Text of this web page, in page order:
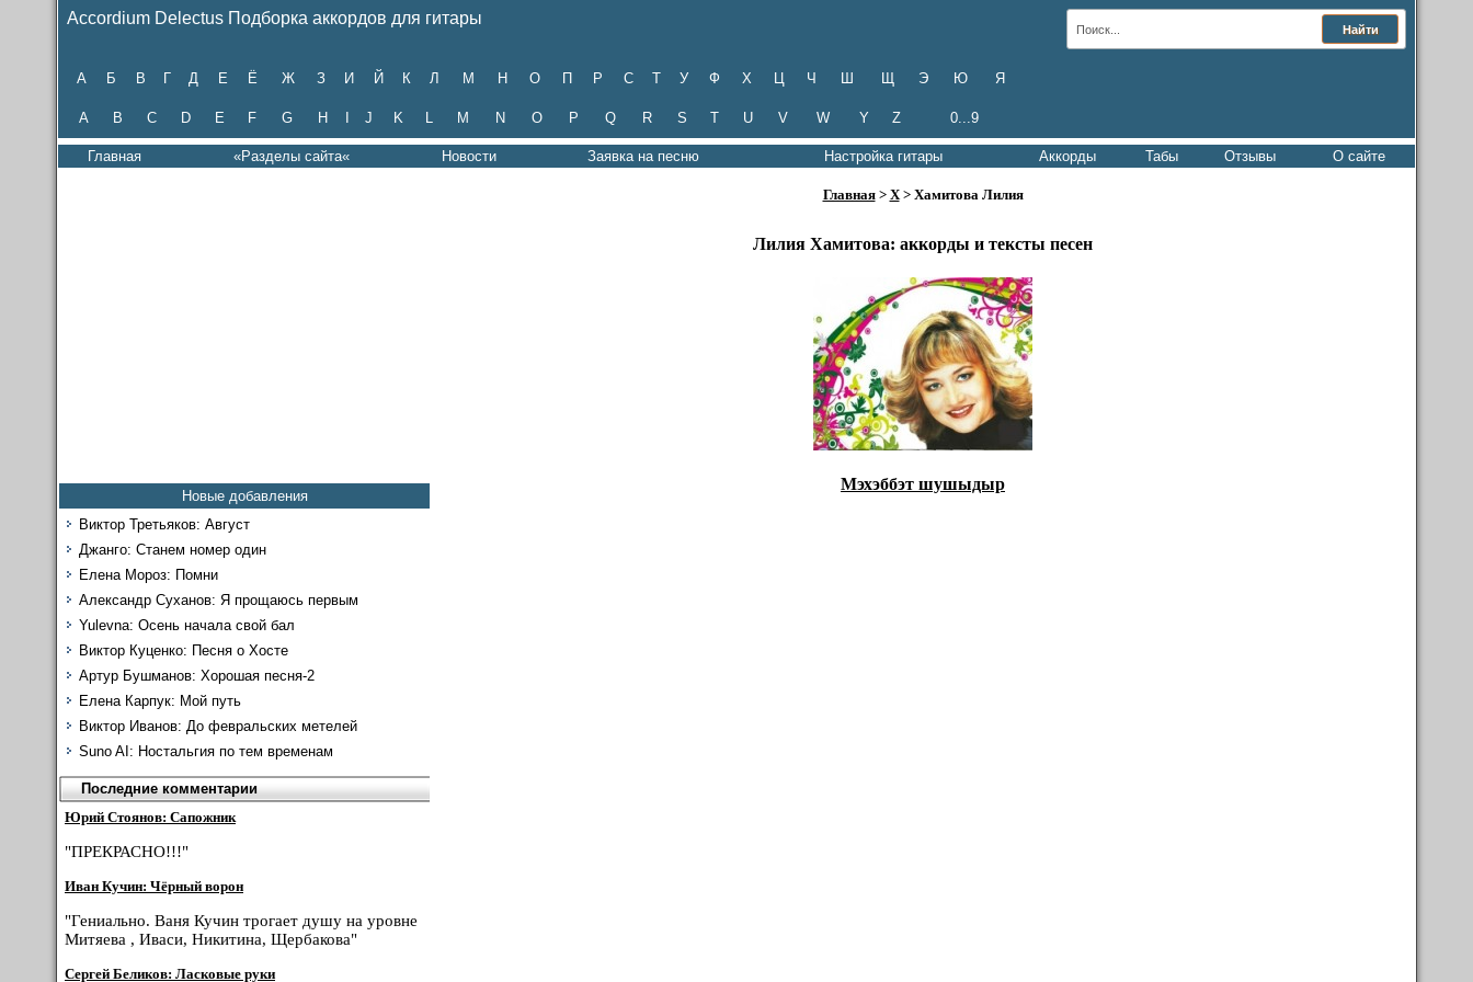
Accordium Delectus Подборка аккордов для гитары
А Б В Г Д Е Ё Ж З И Й К Л М Н О П Р С Т У Ф Х Ц Ч Ш Щ Э Ю Я
A B C D E F G H J K L M N O P Q R S T U V W Y Z 0...9
Главная «Разделы сайта« Новости Заявка на песню Настройка гитары Аккорды Табы Отзывы О сайте
Новые добавления
Виктор Третьяков: Август
Джанго: Станем номер один
Елена Мороз: Помни
Александр Суханов: Я прощаюсь первым
Yulevna: Осень начала свой бал
Виктор Куценко: Песня о Хосте
Артур Бушманов: Хорошая песня-2
Елена Карпук: Мой путь
Виктор Иванов: До февральских метелей
Suno AI: Ностальгия по тем временам
Последние комментарии
Юрий Стоянов: Сапожник
"ПРЕКРАСНО!!!"
Иван Кучин: Чёрный ворон
"Гениально. Ваня Кучин трогает душу на уровне
Митяева , Иваси, Никитина, Щербакова"
Сергей Беликов: Ласковые руки
Главная> Х> Хамитова Лилия
Лилия Хамитова: аккорды и тексты песен
Мэхэббэт шушыдыр